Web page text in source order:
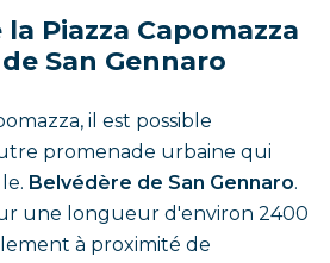
Piazza Capomazza
San Gennaro
il est possible
promenade urbaine qui
Belvédère de San Gennaro.
une longueur d'environ 2400
à proximité de